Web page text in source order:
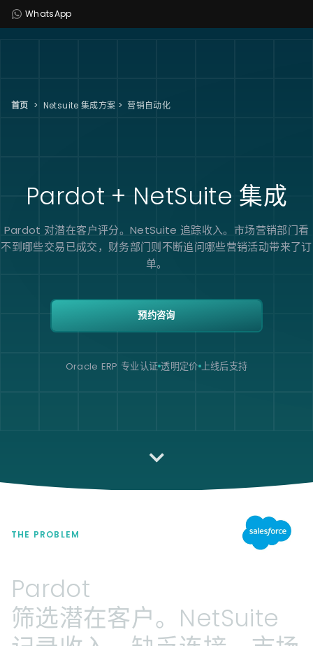
WhatsApp
首页 > Netsuite 集成方案 > 营销自动化
Pardot + NetSuite 集成
Pardot 对潜在客户评分。NetSuite 追踪收入。市场营销部门看
不到哪些交易已成交，财务部门则不断追问哪些营销活动带来了订
单。
预约咨询
Oracle ERP 专业认证 透明定价 上线后支持
THE PROBLEM
Pardot
筛选潜在客户。NetSuite